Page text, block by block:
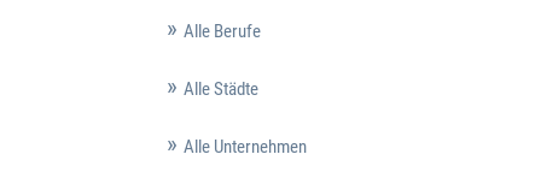
Alle Berufe
Alle Städte
Alle Unternehmen